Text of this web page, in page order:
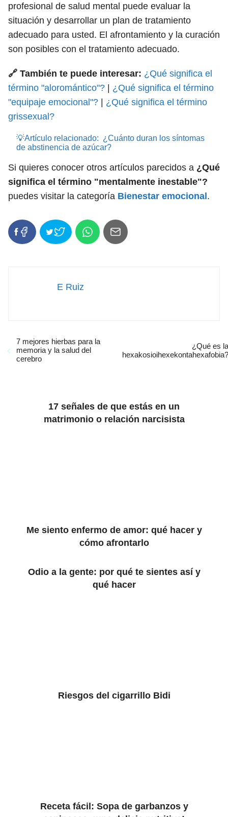
profesional de salud mental puede evaluar la
situación y desarrollar un plan de tratamiento
adecuado para usted. El afrontamiento y la curación
son posibles con el tratamiento adecuado.
🔗 También te puede interesar: ¿Qué significa el
término "aloromántico"?
¿Qué significa el término
"equipaje emocional"?
¿Qué significa el término
grissexual?
💡Artículo relacionado: ¿Cuánto duran los síntomas
de abstinencia de azúcar?
Si quieres conocer otros artículos parecidos a ¿Qué
significa el término "mentalmente inestable"?
puedes visitar la categoría Bienestar emocional .
E Ruiz
7 mejores hierbas para la
memoria y la salud del
cerebro
¿Qué es la
hexakosioihexekontahexafobia?
17 señales de que estás en un
matrimonio o relación narcisista
Me siento enfermo de amor: qué hacer y
cómo afrontarlo
Odio a la gente: por qué te sientes así y
qué hacer
Riesgos del cigarrillo Bidi
Receta fácil: Sopa de garbanzos y